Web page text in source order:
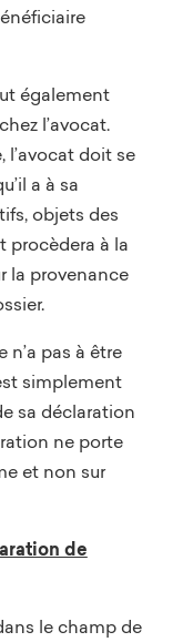
également
l’avocat.
l’avocat doit se
a à sa
objets des
procèdera à la
la provenance
pas à être
simplement
sa déclaration
ne porte
et non sur
de
le champ de